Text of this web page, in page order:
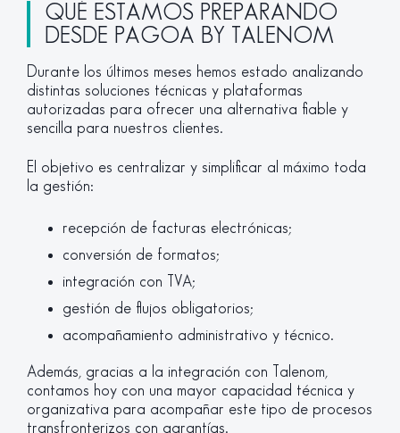
QUÉ ESTAMOS PREPARANDO
DESDE PAGOA BY TALENOM
Durante los últimos meses hemos estado analizando
distintas soluciones técnicas y plataformas
autorizadas para ofrecer una alternativa fiable y
sencilla para nuestros clientes.
El objetivo es centralizar y simplificar al máximo toda
la gestión:
recepción de facturas electrónicas;
conversión de formatos;
integración con TVA;
gestión de flujos obligatorios;
acompañamiento administrativo y técnico.
Además, gracias a la integración con Talenom,
contamos hoy con una mayor capacidad técnica y
organizativa para acompañar este tipo de procesos
transfronterizos con garantías.